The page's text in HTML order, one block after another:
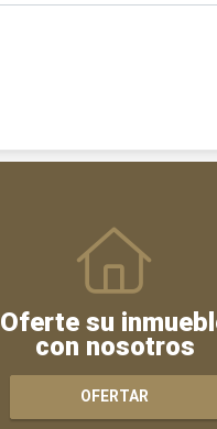
Oferte su
con nosotros
OFERTAR